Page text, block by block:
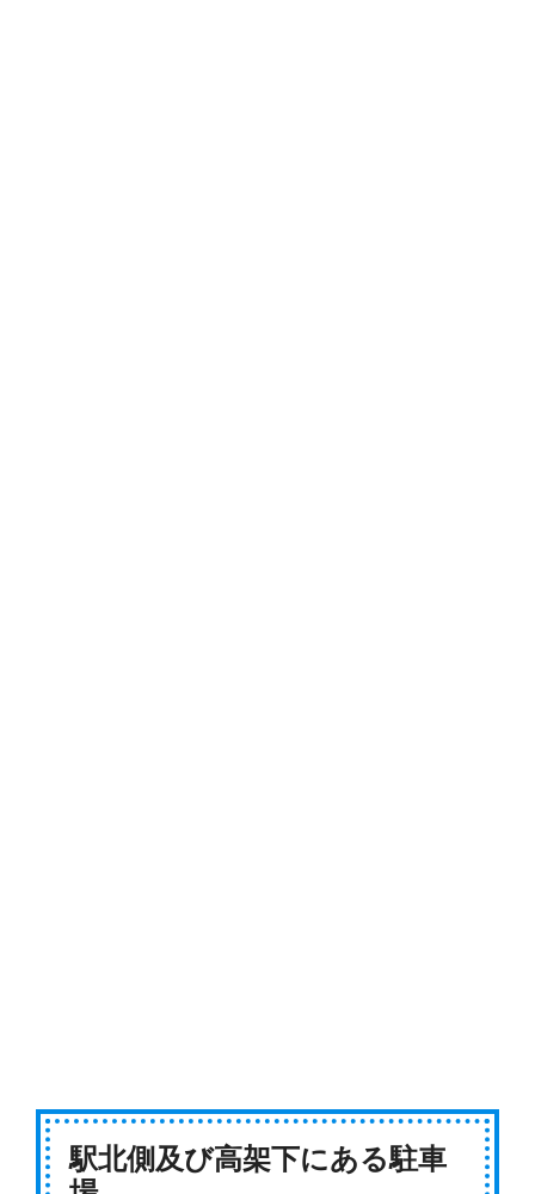
駅北側及び高架下にある駐車